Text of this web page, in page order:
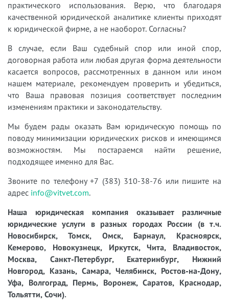
практического использования. Верю, что благодаря
качественной юридической аналитике клиенты приходят
к юридической фирме, а не наоборот. Согласны?
В случае, если Ваш судебный спор или иной спор,
договорная работа или любая другая форма деятельности
касается вопросов, рассмотренных в данном или ином
нашем материале, рекомендуем проверить и убедиться,
что Ваша правовая позиция соответствует последним
изменениям практики и законодательству.
Мы будем рады оказать Вам юридическую помощь по
поводу минимизации юридических рисков и имеющимся
возможностям. Мы постараемся найти решение,
подходящее именно для Вас.
Звоните по телефону +7 (383) 310-38-76 или пишите на
адрес info@vitvet.com.
Наша юридическая компания оказывает различные
юридические услуги в разных городах России (в т.ч.
Новосибирск, Томск, Омск, Барнаул, Красноярск,
Кемерово, Новокузнецк, Иркутск, Чита, Владивосток,
Москва, Санкт-Петербург, Екатеринбург, Нижний
Новгород, Казань, Самара, Челябинск, Ростов-на-Дону,
Уфа, Волгоград, Пермь, Воронеж, Саратов, Краснодар,
Тольятти, Сочи).